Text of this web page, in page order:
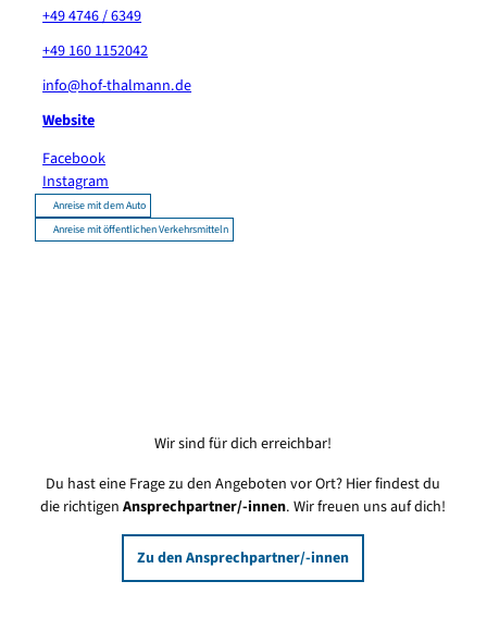
+49 4746 / 6349
+49 160 1152042
info@hof-thalmann.de
Website
Facebook
Instagram
Anreise mit dem Auto
Anreise mit öffentlichen Verkehrsmitteln
Wir sind für dich erreichbar!
Du hast eine Frage zu den Angeboten vor Ort? Hier findest du
die richtigenAnsprechpartner/-innen. Wir freuen uns auf dich!
Zu den Ansprechpartner/-innen